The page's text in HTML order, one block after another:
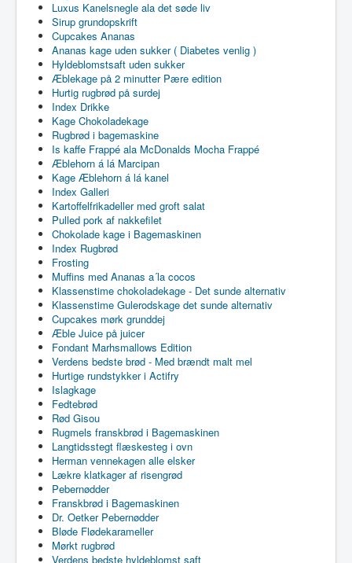
Luxus Kanelsnegle ala det søde liv
Sirup grundopskrift
Cupcakes Ananas
Ananas kage uden sukker ( Diabetes venlig )
Hyldeblomstsaft uden sukker
Æblekage på 2 minutter Pære edition
Hurtig rugbrød på surdej
Index Drikke
Kage Chokoladekage
Rugbrød i bagemaskine
Is kaffe Frappé ala McDonalds Mocha Frappé
Æblehorn á lá Marcipan
Kage Æblehorn á lá kanel
Index Galleri
Kartoffelfrikadeller med groft salat
Pulled pork af nakkefilet
Chokolade kage i Bagemaskinen
Index Rugbrød
Frosting
Muffins med Ananas a´la cocos
Klassenstime chokoladekage - Det sunde alternativ
Klassenstime Gulerodskage det sunde alternativ
Cupcakes mørk grunddej
Æble Juice på juicer
Fondant Marhsmallows Edition
Verdens bedste brød - Med brændt malt mel
Hurtige rundstykker i Actifry
Islagkage
Fedtebrød
Rød Gisou
Rugmels franskbrød i Bagemaskinen
Langtidsstegt flæskesteg i ovn
Herman vennekagen alle elsker
Lækre klatkager af risengrød
Pebernødder
Franskbrød i Bagemaskinen
Dr. Oetker Pebernødder
Bløde Flødekarameller
Mørkt rugbrød
Verdens bedste hyldeblomst saft